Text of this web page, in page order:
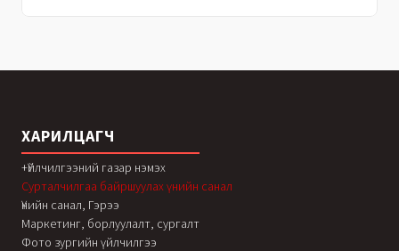
ХАРИЛЦАГЧ
+Үйлчилгээний газар нэмэх
Сурталчилгаа байршуулах үнийн санал
Үнийн санал, Гэрээ
Маркетинг, борлуулалт, сургалт
Фото зургийн үйлчилгээ